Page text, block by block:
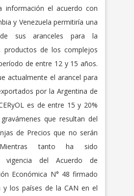
información el acuerdo con
y Venezuela permitiría una
de sus aranceles para la
productos de los complejos
de entre 12 y 15 años.
actualmente el arancel para
por la Argentina de
es de entre 15 y 20%
que resultan del
de Precios que no serán
Mientras tanto ha sido
vigencia del Acuerdo de
Económica N° 48 firmado
y los países de la CAN en el